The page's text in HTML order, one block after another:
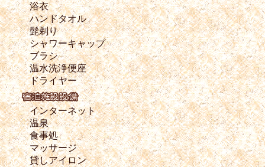
浴衣
ハンドタオル
髭剃り
シャワーキャップ
ブラシ
温水洗浄便座
ドライヤー
インターネット
温泉
食事処
マッサージ
貸しアイロン